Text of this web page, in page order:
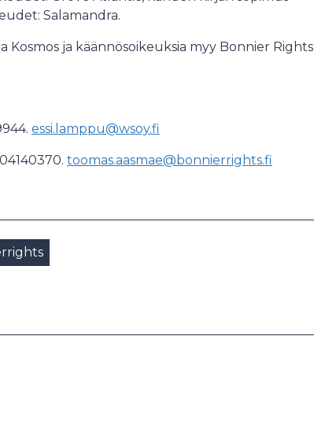
Salamandra.
Kosmos ja käännösoikeuksia myy Bonnier Rights
essi.lamppu@wsoy.fi
toomas.aasmae@bonnierrights.fi